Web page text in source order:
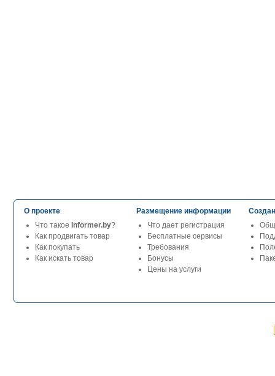
О проекте
Что такое Informer.by?
Как продвигать товар
Как покупать
Как искать товар
Размещение информации
Что дает регистрация
Бесплатные сервисы
Требования
Бонусы
Цены на услуги